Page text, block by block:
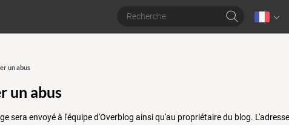
un abus
un abus
sera envoyé à l'équipe d'Overblog ainsi qu'au propriétaire du blog.